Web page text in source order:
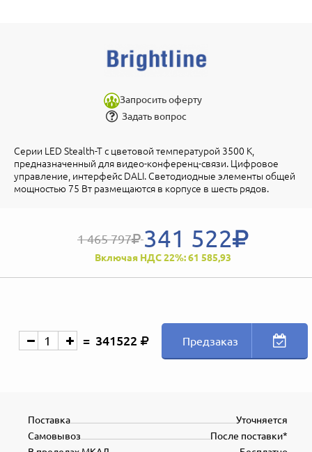
Запросить оферту
Задать вопрос
Серии LED Stealth-T с цветовой температурой 3500 К,
предназначенный для видео-конференц-связи. Цифровое
управление, интерфейс DALI. Светодиодные элементы общей
мощностью 75 Вт размещаются в корпусе в шесть рядов.
1 465 797 341 522
Включая НДС 22%: 61 585,93
341522 Предзаказ
Уточняется
Поставка
После поставки*
Самовывоз